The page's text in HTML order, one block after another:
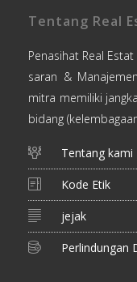
Tentang Real
Penasihat Real
saran &
mitra memiliki
bidang
Tentang kami
Kode Etik
jejak
Perlindungan